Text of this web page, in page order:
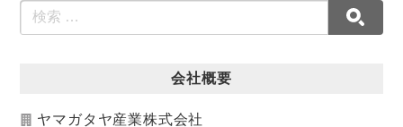
会社概要
ヤマガタヤ産業株式会社